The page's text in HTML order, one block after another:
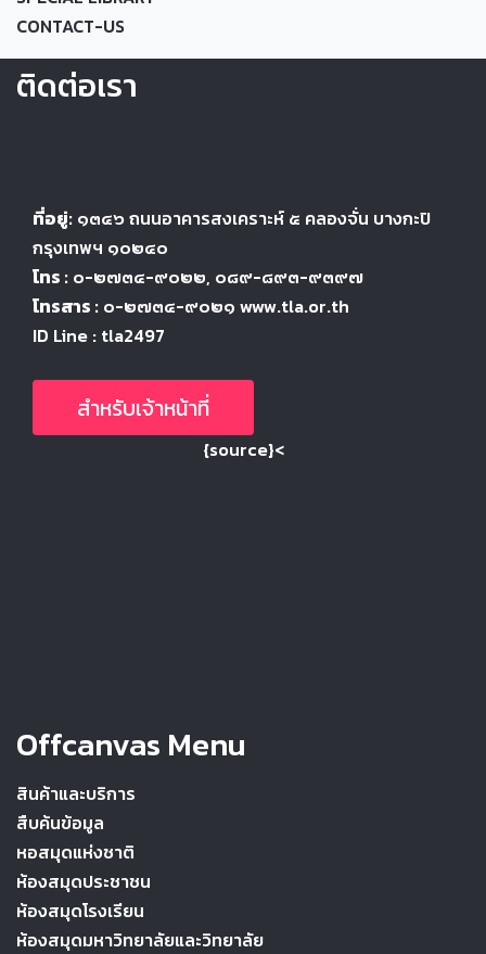
CONTACT-US
ติดต่อเรา
ที่อยู่: ๑๓๔๖ ถนนอาคารสงเคราะห์ ๕ คลองจั่น บางกะปิ
กรุงเทพฯ ๑๐๒๔๐
โทร : ๐-๒๗๓๔-๙๐๒๒, ๐๘๙-๘๙๓-๙๓๙๗
โทรสาร : ๐-๒๗๓๔-๙๐๒๑ www.tla.or.th
ID Line : tla2497
สำหรับเจ้าหน้าที่
{source}<
Offcanvas Menu
สินค้าและบริการ
สืบค้นข้อมูล
หอสมุดแห่งชาติ
ห้องสมุดประชาชน
ห้องสมุดโรงเรียน
ห้องสมุดมหาวิทยาลัยและวิทยาลัย